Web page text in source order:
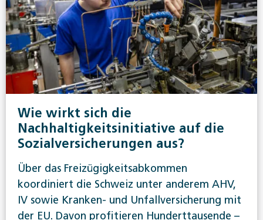
Wie wirkt sich die
Nachhaltigkeitsinitiative auf die
Sozialversicherungen aus?
Über das Freizügigkeitsabkommen
koordiniert die Schweiz unter anderem AHV,
IV sowie Kranken- und Unfallversicherung mit
der EU. Davon profitieren Hunderttausende –